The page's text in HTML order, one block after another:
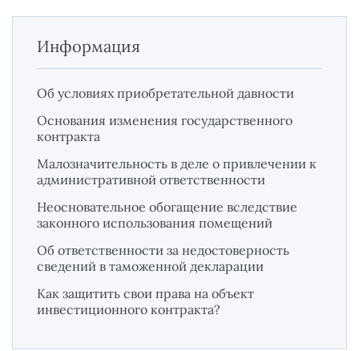
Информация
Об условиях приобретательной давности
Основания изменения государственного
контракта
Малозначительность в деле о привлечении к
административной ответственности
Неосновательное обогащение вследствие
законного использования помещений
Об ответственности за недостоверность
сведений в таможенной декларации
Как защитить свои права на объект
инвестиционного контракта?